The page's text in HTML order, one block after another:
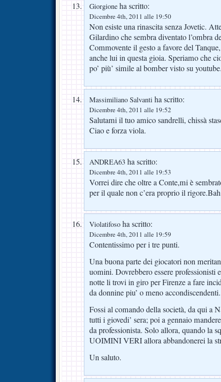
Giorgione ha scritto:
Dicembre 4th, 2011 alle 19:50
Non esiste una rinascita senza Jovetic.
Gilardino che sembra diventato l’ombra
Commovente il gesto a favore del
anche lui in questa gioia. Speriamo che
po’ più’ simile al bomber visto su
Massimiliano Salvanti ha scritto:
Dicembre 4th, 2011 alle 19:52
Salutami il tuo amico sandrelli, chissà
Ciao e forza viola.
ANDREA63 ha scritto:
Dicembre 4th, 2011 alle 19:53
Vorrei dire che oltre a Conte,mi è
per il quale non c’era proprio il
Violatifoso ha scritto:
Dicembre 4th, 2011 alle 19:59
Contentissimo per i tre punti.
Una buona parte dei giocatori non
uomini. Dovrebbero essere professionisti
notte li trovi in giro per Firenze a fare
da donnine piu’ o meno accondiscendenti.
Fossi al comando della società, da qui a
tutti i giovedi’ sera; poi a gennaio
da professionista. Solo allora, quando la
UOIMINI VERI allora abbandonerei la
Un saluto.